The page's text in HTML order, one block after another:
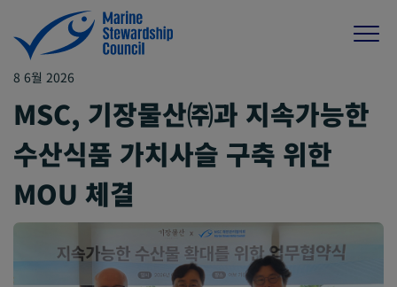
8 6월 2026
MSC, 기장물산㈜과 지속가능한
수산식품 가치사슬 구축 위한
MOU 체결